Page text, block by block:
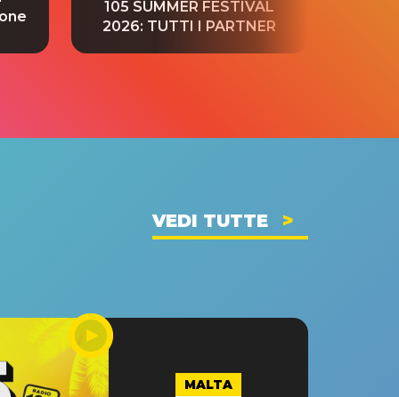
105 SUMMER FESTIVAL
2026: TUTTI I PARTNER
VEDI TUTTE
MALTA